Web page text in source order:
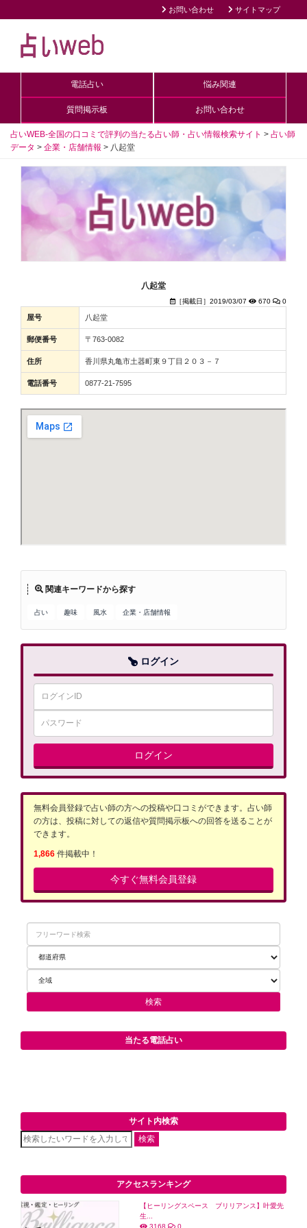
お問い合わせ サイトマップ
電話占い 悩み関連
質問掲示板 お問い合わせ
占いWEB-全国の口コミで評判の当たる占い師・占い情報検索サイト > 占い師
データ > 企業・店舗情報 > 八起堂
八起堂
［掲載日］2019/03/07 670 0
屋号 八起堂
郵便番号 〒763-0082
住所 香川県丸亀市土器町東９丁目２０３－７
電話番号 0877-21-7595
関連キーワードから探す
占い 趣味 風水 企業・店舗情報
ログイン
ログイン
無料会員登録で占い師の方への投稿や口コミができます。占い師
の方は、投稿に対しての返信や質問掲示板への回答を送ることが
できます。
1,866 件掲載中！
今すぐ無料会員登録
当たる電話占い
サイト内検索
検索
アクセスランキング
【ヒーリングスペース ブリリアンス】叶愛先
生...
3168
0